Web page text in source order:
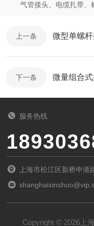
气管接头、电缆扎带、
上一条
下一条
服务热线
上海市松江区新桥申港
Copyright © 2026上